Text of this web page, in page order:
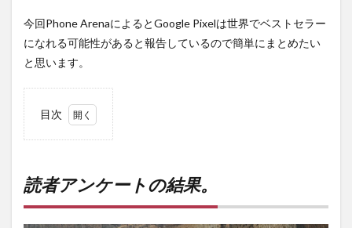
今回Phone ArenaによるとGoogle Pixelは世界でベストセラー
になれる可能性があると報告しているので簡単にまとめたい
と思います。
目次
ケー
トの
結
読者アンケートの結果。